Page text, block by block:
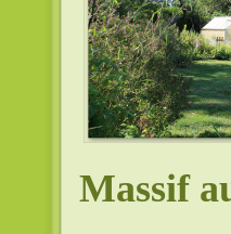
Massif